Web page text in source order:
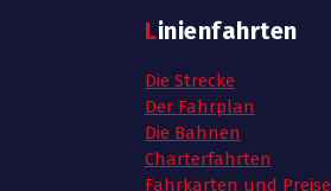
Linienfahrten
Die Strecke
Der Fahrplan
Die Bahnen
Charterfahrten
Fahrkarten und Preise